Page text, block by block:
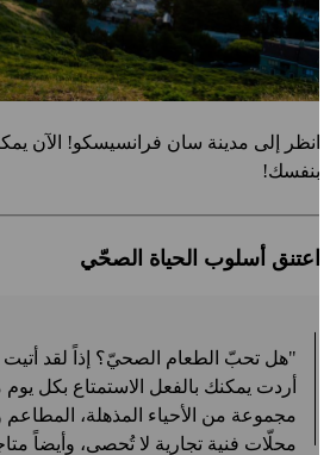
انظر إلى مدينة سان فرانسيسكو! الآن
بنفسك!
اعتنق أسلوب الحياة الصحّي
"هل تحبّ الطعام الصحيّ؟ إذاً لقد أتيت
أردت يمكنك بالفعل الاستمتاع بكل يوم
مجموعة من الأحياء المذهلة، المطاعم
محلّات فنية تجارية لا تُحصى، وأيضاً